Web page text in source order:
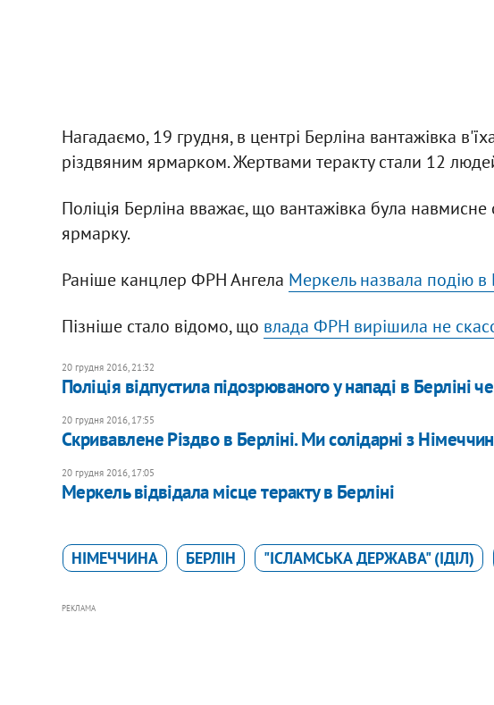
Нагадаємо, 19 грудня, в центрі Берліна вантажівка
різдвяним ярмарком. Жертвами теракту стали 12
Поліція Берліна вважає, що вантажівка була
ярмарку.
Раніше канцлер ФРН Ангела Меркель назвала подію в
Пізніше стало відомо, що влада ФРН вирішила не
20 грудня 2016, 21:32
Поліція відпустила підозрюваного у нападі в Берліні
20 грудня 2016, 17:55
Скривавлене Різдво в Берліні. Ми солідарні з
20 грудня 2016, 17:05
Меркель відвідала місце теракту в Берліні
НІМЕЧЧИНА БЕРЛІН "ІСЛАМСЬКА ДЕРЖАВА" (ІДІЛ)
РЕКЛАМА